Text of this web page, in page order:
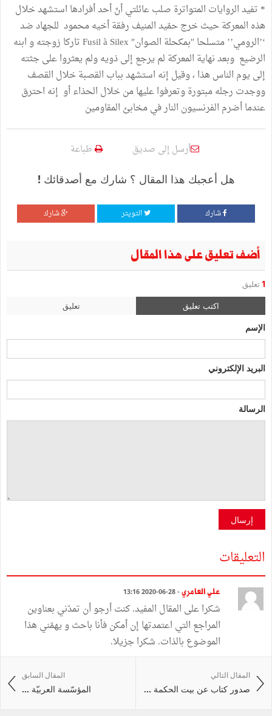
* تفيد الروايات المتواترة صلب عائلتي أنّ أحد أفرادها استشهد خلال
هذه المعركة حيث خرج حمّيد المنيف رفقة أخيه محمود للجهاد ضد
‘’الرومي’’ متسلحا ″بمكحلة الصوان″ Fusil à Silex تاركا زوجته و ابنه
الرضيع وبعد نهاية المعركة لم يرجع إلى ذويه ولم يعثروا على جثته
إلى يوم الناس هذا ، وقيل إنه استشهد بباب القصبة خلال القصف
ووجدت رجله مبتورة وتعرفوا عليها من خلال الحذاء أو إنه احترق
عندما أضرم الفرنسيون النار في مخابئ المقاومين
أرسل إلى صديق طباعة
هل أعجبك هذا المقال ؟ شارك مع أصدقائك !
شارك التويتر شارك
أضف تعليق على هذا المقال
1 تعليق
اكتب تعليق تعليق
الإسم
البريد الإلكتروني
الرسالة
إرسال
التعليقات
علي العامري - 28-06-2020 13:16
شكرا على المقال المفيد. كنت أرجو أن تمدّني بعناوين
المراجع التي اعتمدتها إن أمكن فأنا باحث و يهمّني هذا
الموضوع بالذات. شكرا جزيلا.
المقال السابق
المؤسّسة العربيّة ...
المقال التالي
صدور كتاب عن بيت الحكمة ...